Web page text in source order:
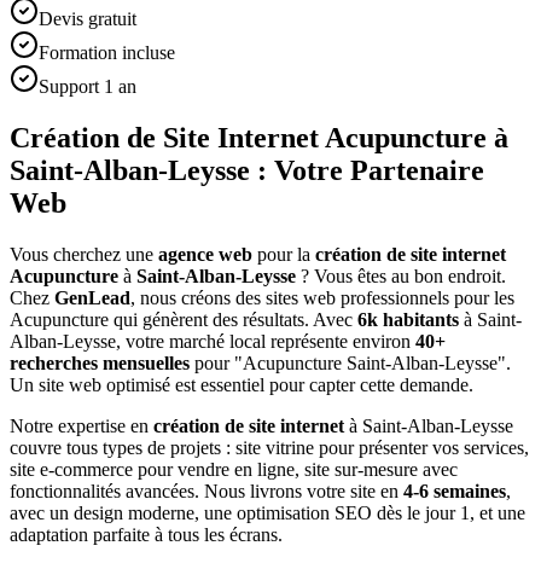
Devis gratuit
Formation incluse
Support 1 an
Création de Site Internet Acupuncture à
Saint-Alban-Leysse : Votre Partenaire
Web
Vous cherchez une agence web pour la création de site internet
Acupuncture à Saint-Alban-Leysse ? Vous êtes au bon endroit.
Chez GenLead, nous créons des sites web professionnels pour les
Acupuncture qui génèrent des résultats. Avec 6k habitants à Saint-
Alban-Leysse, votre marché local représente environ 40+
recherches mensuelles pour "Acupuncture Saint-Alban-Leysse".
Un site web optimisé est essentiel pour capter cette demande.
Notre expertise en création de site internet à Saint-Alban-Leysse
couvre tous types de projets : site vitrine pour présenter vos services,
site e-commerce pour vendre en ligne, site sur-mesure avec
fonctionnalités avancées. Nous livrons votre site en 4-6 semaines,
avec un design moderne, une optimisation SEO dès le jour 1, et une
adaptation parfaite à tous les écrans.